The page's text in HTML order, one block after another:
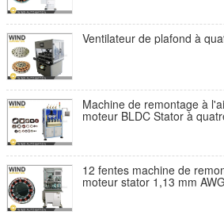
Ventilateur de plafond à
Machine de remontage à
moteur BLDC Stator à
12 fentes machine de
moteur stator 1,13 mm